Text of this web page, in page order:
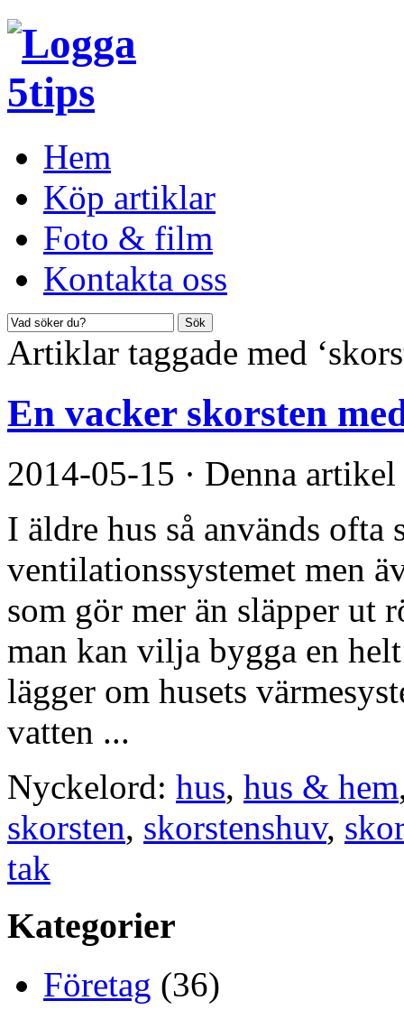
Hem
Köp artiklar
Foto & film
Kontakta oss
Artiklar taggade med
En vacker skorsten
2014-05-15 · Denna
I äldre hus så används ofta
ventilationssystemet men
som gör mer än släpper ut
man kan vilja bygga en
lägger om husets
vatten ...
Nyckelord: hus, hus & hem
skorsten, skorstenshuv,
tak
Kategorier
Företag (36)